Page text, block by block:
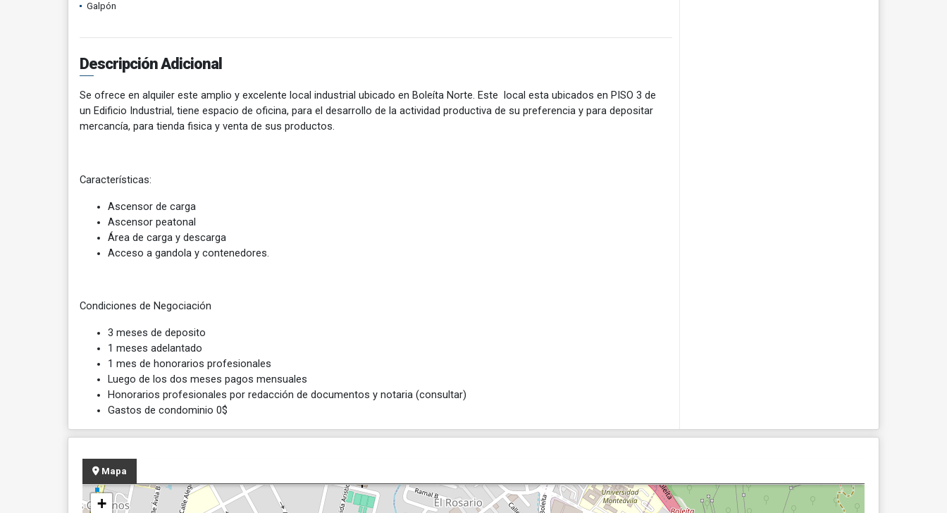
Galpón
Descripción Adicional
Se ofrece en alquiler este amplio y excelente local industrial ubicado en Boleíta Norte. Este local esta ubicados en PISO 3 de
un Edificio Industrial, tiene espacio de oficina, para el desarrollo de la actividad productiva de su preferencia y para depositar
mercancía, para tienda fisica y venta de sus productos.
Características:
Ascensor de carga
Ascensor peatonal
Área de carga y descarga
Acceso a gandola y contenedores
Condiciones de Negociación
3 meses de deposito
1 meses adelantado
1 mes de honorarios profesionales
Luego de los dos meses pagos mensuales
Honorarios profesionales por redacción de documentos y notaria (consultar)
Gastos de condominio 0$
Mapa
+